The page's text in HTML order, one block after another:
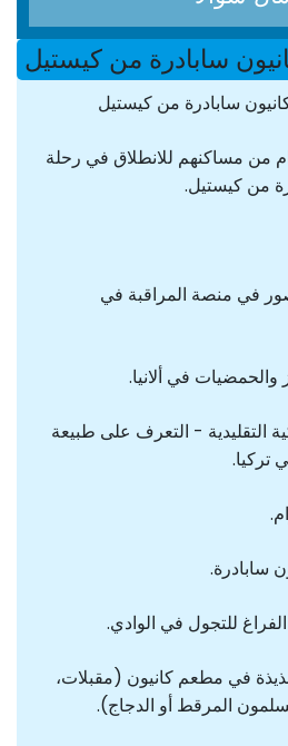
سابادرة من كيستيل
سابادرة من كيستيل
من مساكنهم للانطلاق في رحلة
من كيستيل.
في منصة المراقبة في
والحمضيات في ألانيا.
التقليدية - التعرف على طبيعة
تركيا.
سابادرة.
للتجول في الوادي.
في مطعم كانيون (مقبلات،
المرقط أو الدجاج).